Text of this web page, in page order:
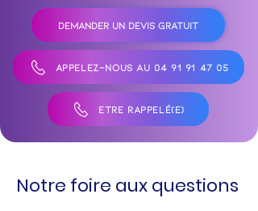
DEMANDER UN DEVIS GRATUIT
APPELEZ-NOUS AU 04 91 91 47 05
ÊTRE RAPPELÉ(E)
Notre foire aux questions